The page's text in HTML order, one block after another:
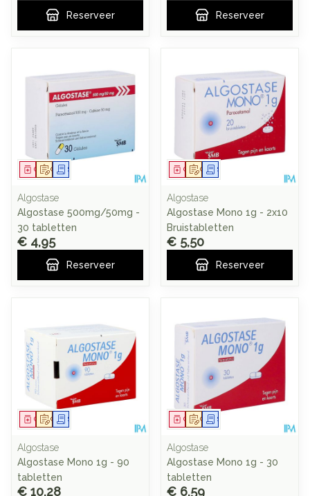
Reserveer Reserveer
Op voorschrift
GeneesmiddelSchriftelijke aanvraag
Algostase
Algostase 500mg/50mg -
30 tabletten
€ 4,95
Reserveer
Op voorschrift
GeneesmiddelSchriftelijke aanvraag
Algostase
Algostase Mono 1g - 2x10
Bruistabletten
€ 5,50
Reserveer
Op voorschrift
GeneesmiddelSchriftelijke aanvraag
Algostase
Algostase Mono 1g - 90
tabletten
€ 10,28
Op voorschrift
GeneesmiddelSchriftelijke aanvraag
Algostase
Algostase Mono 1g - 30
tabletten
€ 6,59